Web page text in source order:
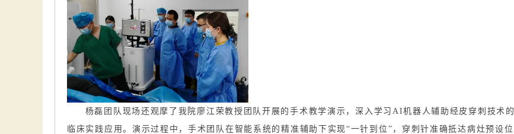
杨磊团队现场还观摩了我院廖江荣教授团队开展的手术教学演示，深入 学习AI机器人辅助经皮穿刺技术的
临床实践应用。演示过程中，手术团队在智能系统的精准辅助下实现“一针到位”，穿刺针准确抵达病灶预设位